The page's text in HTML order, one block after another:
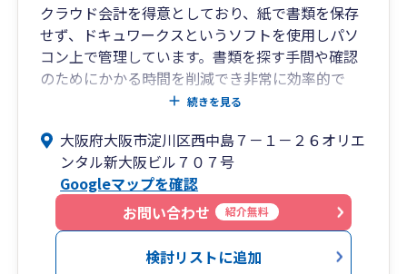
クラウド会計を得意としており、紙で書類を保存
せず、ドキュワークスというソフトを使用しパソ
コン上で管理しています。書類を探す手間や確認
のためにかかる時間を削減でき非常に効率的で
様の経営サポートやクラウド会計の導入支援を通
じバックオフィス全般の業務改善コンサルティン
グなどを行っています。
続きを見る
大阪府大阪市淀川区西中島７－１－２６オリエ
ンタル新大阪ビル７０７号
Googleマップを確認
お問い合わせ
紹介無料
検討リストに追加